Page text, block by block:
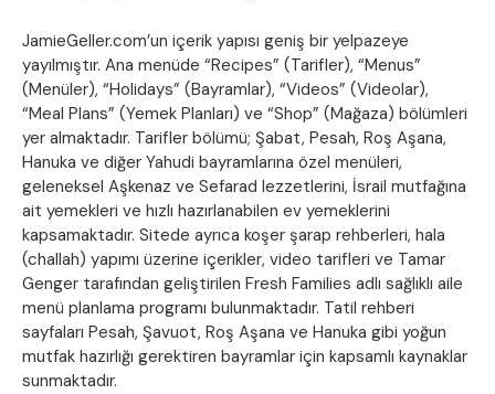
JamieGeller.com’un içerik yapısı geniş bir yelpazeye
yayılmıştır. Ana menüde “Recipes” (Tarifler), “Menus”
(Menüler), “Holidays” (Bayramlar), “Videos” (Videolar),
“Meal Plans” (Yemek Planları) ve “Shop” (Mağaza) bölümleri
yer almaktadır. Tarifler bölümü; Şabat, Pesah, Roş Aşana,
Hanuka ve diğer Yahudi bayramlarına özel menüleri,
geleneksel Aşkenaz ve Sefarad lezzetlerini, İsrail mutfağına
ait yemekleri ve hızlı hazırlanabilen ev yemeklerini
kapsamaktadır. Sitede ayrıca koşer şarap rehberleri, hala
(challah) yapımı üzerine içerikler, video tarifleri ve Tamar
Genger tarafından geliştirilen Fresh Families adlı sağlıklı aile
menü planlama programı bulunmaktadır. Tatil rehberi
sayfaları Pesah, Şavuot, Roş Aşana ve Hanuka gibi yoğun
mutfak hazırlığı gerektiren bayramlar için kapsamlı kaynaklar
sunmaktadır.